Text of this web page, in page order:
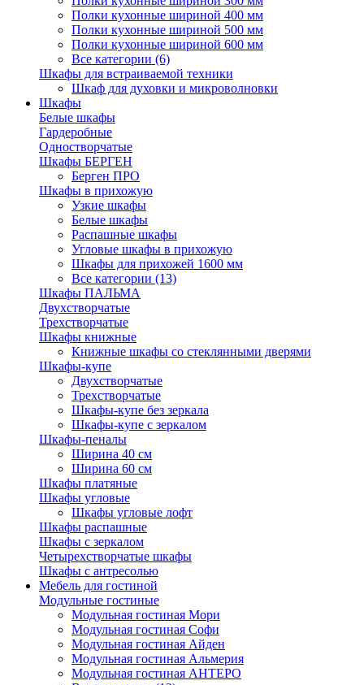
Полки кухонные шириной 400 мм
Полки кухонные шириной 500 мм
Полки кухонные шириной 600 мм
Все категории (6)
Шкафы для встраиваемой техники
Шкаф для духовки и микроволновки
Шкафы
Белые шкафы
Гардеробные
Одностворчатые
Шкафы БЕРГЕН
Берген ПРО
Шкафы в прихожую
Узкие шкафы
Белые шкафы
Распашные шкафы
Угловые шкафы в прихожую
Шкафы для прихожей 1600 мм
Все категории (13)
Шкафы ПАЛЬМА
Двухстворчатые
Трехстворчатые
Шкафы книжные
Книжные шкафы со стеклянными дверями
Шкафы-купе
Двухстворчатые
Трехстворчатые
Шкафы-купе без зеркала
Шкафы-купе с зеркалом
Шкафы-пеналы
Ширина 40 см
Ширина 60 см
Шкафы платяные
Шкафы угловые
Шкафы угловые лофт
Шкафы распашные
Шкафы с зеркалом
Четырехстворчатые шкафы
Шкафы с антресолью
Мебель для гостиной
Модульные гостиные
Модульная гостиная Мори
Модульная гостиная Софи
Модульная гостиная Айден
Модульная гостиная Альмерия
Модульная гостиная АНТЕРО